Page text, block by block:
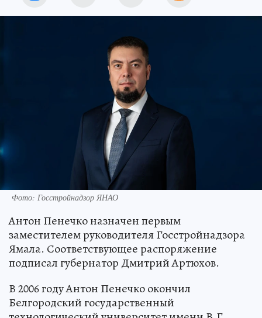
Фото: Госстройнадзор ЯНАО
Антон Пенечко назначен первым
заместителем руководителя Госстройнадзора
Ямала. Соответствующее распоряжение
подписал губернатор Дмитрий Артюхов.
В 2006 году Антон Пенечко окончил
Белгородский государственный